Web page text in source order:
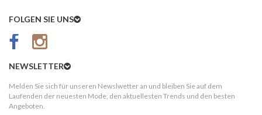
Kundenservice
AGB
Kundeninformationen
FOLGEN SIE UNS
NEWSLETTER
Melden Sie sich für unseren Newslwetter an und bleiben Sie auf dem
Laufenden der neuesten Mode, den aktuellesten Trends und den besten
Angeboten.